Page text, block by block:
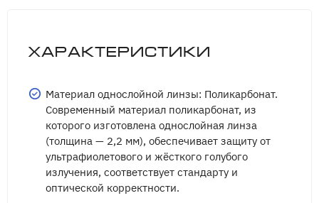
Характеристики
Материал однослойной линзы: Поликарбонат.
Современный материал поликарбонат, из
которого изготовлена однослойная линза
(толщина — 2,2 мм), обеспечивает защиту от
ультрафиолетового и жёсткого голубого
излучения, соответствует стандарту и
оптической корректности.